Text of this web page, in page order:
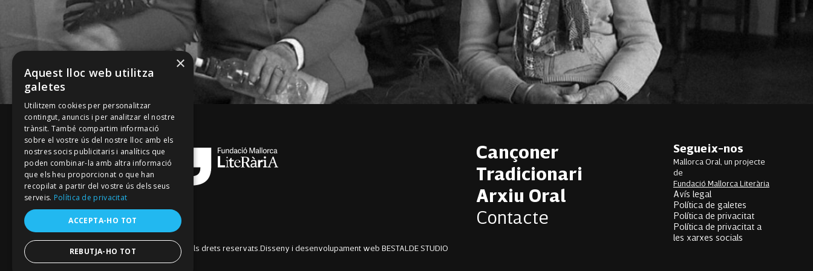
Cançoner
Tradicionari
Arxiu Oral
Contacte
Segueix-nos
Mallorca Oral, un projecte
de
Fundació Mallorca Literària
Avís legal
Política de galetes
Política de privacitat
Política de privacitat a
les xarxes socials
© Fundació Mallorca Literària 2026. Tots els drets reservats.Disseny i desenvolupament web BESTALDE STUDIO
×
Aquest lloc web utilitza
galetes
Utilitzem cookies per personalitzar
contingut, anuncis i per analitzar el nostre
trànsit. També compartim informació
sobre el vostre ús del nostre lloc amb els
nostres socis publicitaris i analítics que
poden combinar-la amb altra informació
que els heu proporcionat o que han
recopilat a partir del vostre ús dels seus
serveis. Política de privacitat
ACCEPTA-HO TOT
REBUTJA-HO TOT